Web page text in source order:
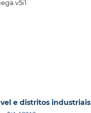
e distritos industriais